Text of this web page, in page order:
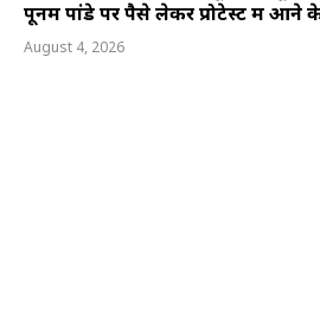
पूनम पांडे पर पैसे लेकर प्रोटेस्ट में आने
August 4, 2026